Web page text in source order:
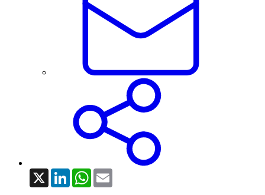
X LinkedInWhatsApp